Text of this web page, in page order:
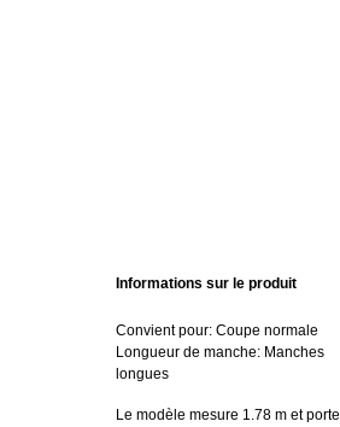
Informations sur le produit
Convient pour: Coupe normale
Longueur de manche: Manches
longues
Le modèle mesure 1.78 m et porte